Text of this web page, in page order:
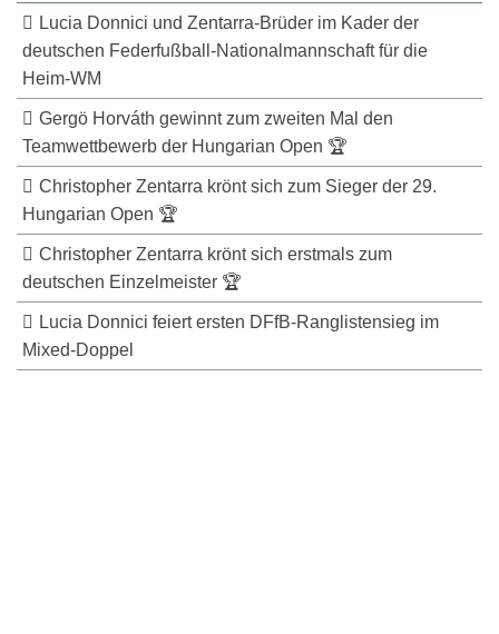
Lucia Donnici und Zentarra-Brüder im Kader der
deutschen Federfußball-Nationalmannschaft für die
Heim-WM
Gergö Horváth gewinnt zum zweiten Mal den
Teamwettbewerb der Hungarian Open 🏆
Christopher Zentarra krönt sich zum Sieger der 29.
Hungarian Open 🏆
Christopher Zentarra krönt sich erstmals zum
deutschen Einzelmeister 🏆
Lucia Donnici feiert ersten DFfB-Ranglistensieg im
Mixed-Doppel